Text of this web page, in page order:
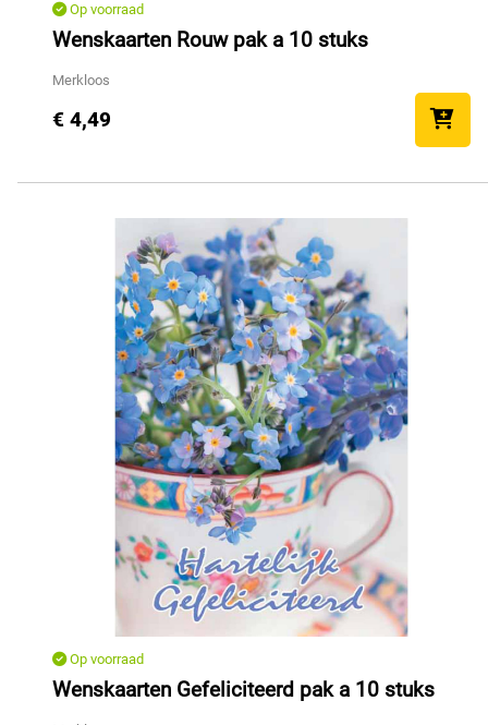
Op voorraad
Wenskaarten Rouw pak a 10 stuks
Merkloos
€ 4,49
Op voorraad
Wenskaarten Gefeliciteerd pak a 10 stuks